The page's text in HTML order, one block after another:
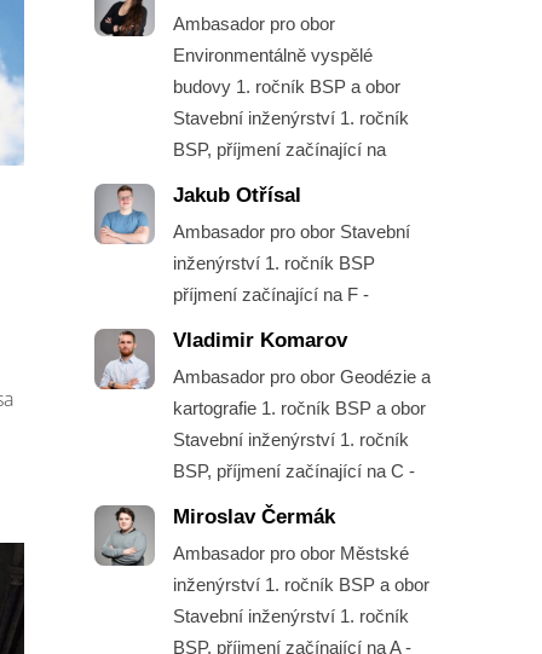
Ambasador pro obor
Environmentálně vyspělé
budovy 1. ročník BSP a obor
Stavební inženýrství 1. ročník
BSP, příjmení začínající na
Jakub Otřísal
Ambasador pro obor Stavební
inženýrství 1. ročník BSP
příjmení začínající na F -
Vladimir Komarov
Ambasador pro obor Geodézie a
kartografie 1. ročník BSP a obor
Stavební inženýrství 1. ročník
BSP, příjmení začínající na C -
Miroslav Čermák
Ambasador pro obor Městské
inženýrství 1. ročník BSP a obor
Stavební inženýrství 1. ročník
BSP, příjmení začínající na A -